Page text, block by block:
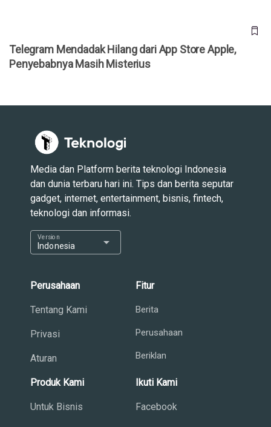
Telegram Mendadak Hilang dari App Store Apple,
Penyebabnya Masih Misterius
Media dan Platform berita teknologi Indonesia
dan dunia terbaru hari ini. Tips dan berita seputar
gadget, internet, entertainment, bisnis, fintech,
teknologi dan informasi.
Indonesia
Version arrow_drop_down
Perusahaan
Tentang Kami
Privasi
Aturan
Fitur
Berita
Perusahaan
Beriklan
Produk Kami
Untuk Bisnis
Ikuti Kami
Facebook